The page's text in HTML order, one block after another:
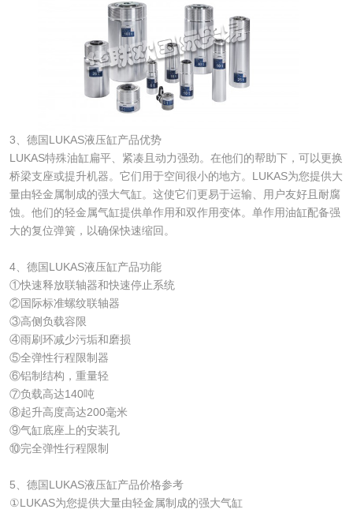
3、德国LUKAS液压缸产品优势
LUKAS特殊油缸扁平、紧凑且动力强劲。在他们的帮助下，可以更换
桥梁支座或提升机器。它们用于空间很小的地方。LUKAS为您提供大
量由轻金属制成的强大气缸。这使它们更易于运输、用户友好且耐腐
蚀。他们的轻金属气缸提供单作用和双作用变体。单作用油缸配备强
大的复位弹簧，以确保快速缩回。
4、德国LUKAS液压缸产品功能
①快速释放联轴器和快速停止系统
②国际标准螺纹联轴器
③高侧负载容限
④雨刷环减少污垢和磨损
⑤全弹性行程限制器
⑥铝制结构，重量轻
⑦负载高达140吨
⑧起升高度高达200毫米
⑨气缸底座上的安装孔
⑩完全弹性行程限制
5、德国LUKAS液压缸产品价格参考
①LUKAS为您提供大量由轻金属制成的强大气缸